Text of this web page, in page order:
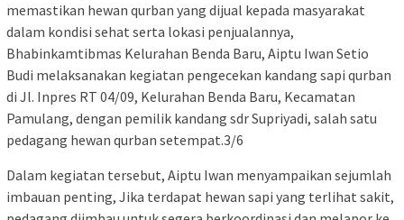
memastikan hewan qurban yang dijual kepada masyarakat
dalam kondisi sehat serta lokasi penjualannya,
Bhabinkamtibmas Kelurahan Benda Baru, Aiptu Iwan Setio
Budi melaksanakan kegiatan pengecekan kandang sapi qurban
di Jl. Inpres RT 04/09, Kelurahan Benda Baru, Kecamatan
Pamulang, dengan pemilik kandang sdr Supriyadi, salah satu
pedagang hewan qurban setempat.3/6
Dalam kegiatan tersebut, Aiptu Iwan menyampaikan sejumlah
imbauan penting, Jika terdapat hewan sapi yang terlihat sakit,